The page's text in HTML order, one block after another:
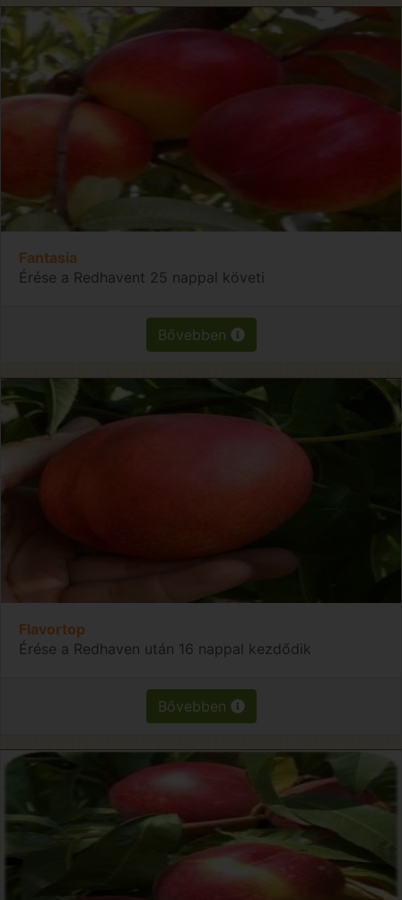
Fantasia
Érése a Redhavent 25 nappal követi
Bővebben
Flavortop
Érése a Redhaven után 16 nappal kezdődik
Bővebben